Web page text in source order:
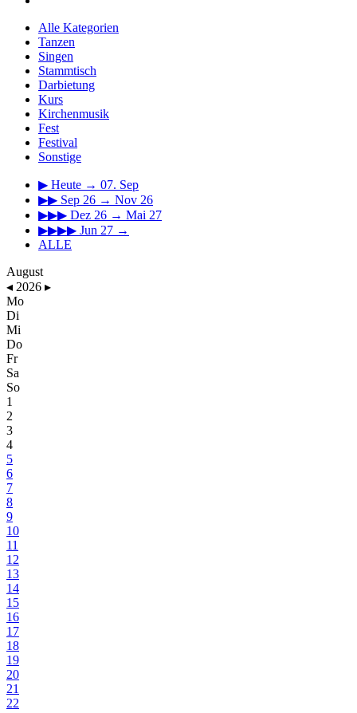
Alle Kategorien
Tanzen
Singen
Stammtisch
Darbietung
Kurs
Kirchenmusik
Fest
Festival
Sonstige
▶ Heute → 07. Sep
▶▶ Sep 26 → Nov 26
▶▶▶ Dez 26 → Mai 27
▶▶▶▶ Jun 27 →
ALLE
August
◂ 2026 ▸
Mo
Di
Mi
Do
Fr
Sa
So
1
2
3
4
5
6
7
8
9
10
11
12
13
14
15
16
17
18
19
20
21
22